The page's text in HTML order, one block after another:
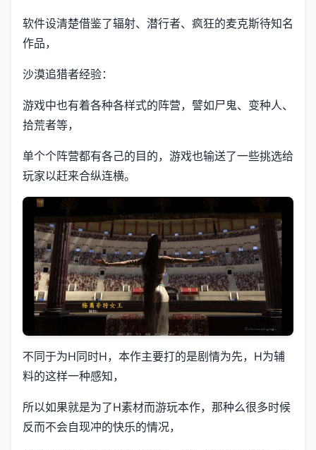
软件设清楚借鉴了辐射、潜行者、疯狂的麦克斯待知名
作品，
沙漠追猎者经验：
游戏中也有着各种各样式的阵营，譬如尸鬼、变种人、
拾荒者等，
单个个阵营都有各己的目的，游戏也输送了一些挑选给
玩家以赶来合纵连横。
不同于为H同时H，本作主要打的是剧情为先，H为辅
料的这样一种感知，
所以如果就是为了H素材而游玩本作，那种么很多时候
反而不会自现冲的快乐的情况，